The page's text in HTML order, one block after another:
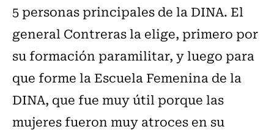
5 personas principales de la DINA. El
general Contreras la elige, primero por
su formación paramilitar, y luego para
que forme la Escuela Femenina de la
DINA, que fue muy útil porque las
mujeres fueron muy atroces en su